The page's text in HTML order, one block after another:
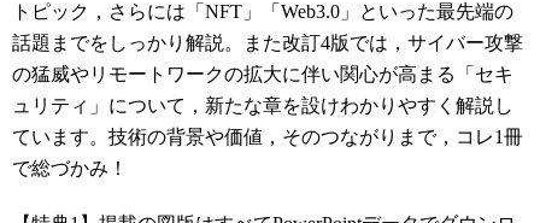
トピック，さらには「NFT」「Web3.0」といった最先端の
話題までをしっかり解説。また改訂4版では，サイバー攻撃
の猛威やリモートワークの拡大に伴い関心が高まる「セキ
ュリティ」について，新たな章を設けわかりやすく解説し
ています。技術の背景や価値，そのつながりまで，コレ1冊
で総づかみ！